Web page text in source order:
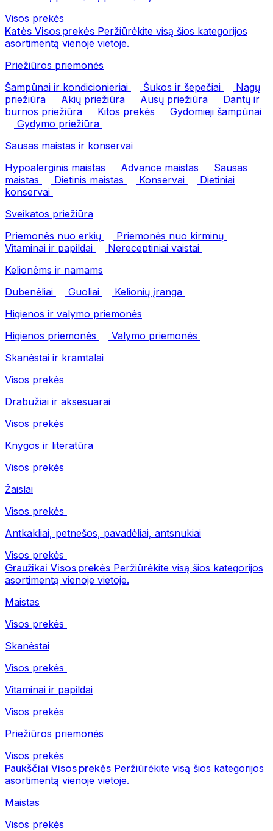
Visos prekės
Katės Visos prekės Peržiūrėkite visą šios kategorijos
asortimentą vienoje vietoje.
Priežiūros priemonės
Šampūnai ir kondicionieriai
Šukos ir šepečiai
Nagų
priežiūra
Akių priežiūra Ausų priežiūra
Dantų ir
burnos priežiūra
Kitos prekės
Gydomieji šampūnai
Gydymo priežiūra
Sausas maistas ir konservai
Hypoalerginis maistas
Advance maistas
Sausas
maistas
Dietinis maistas Konservai
Dietiniai
konservai
Sveikatos priežiūra
Priemonės nuo erkių
Priemonės nuo kirminų
Vitaminai ir papildai
Nereceptiniai vaistai
Kelionėms ir namams
Dubenėliai
Guoliai
Kelionių įranga
Higienos ir valymo priemonės
Higienos priemonės
Valymo priemonės
Skanėstai ir kramtalai
Visos prekės
Drabužiai ir aksesuarai
Visos prekės
Knygos ir literatūra
Visos prekės
Žaislai
Visos prekės
Antkakliai, petnešos, pavadėliai, antsnukiai
Visos prekės
Graužikai Visos prekės Peržiūrėkite visą šios kategorijos
asortimentą vienoje vietoje.
Maistas
Visos prekės
Skanėstai
Visos prekės
Vitaminai ir papildai
Visos prekės
Priežiūros priemonės
Visos prekės
Paukščiai Visos prekės Peržiūrėkite visą šios kategorijos
asortimentą vienoje vietoje.
Maistas
Visos prekės